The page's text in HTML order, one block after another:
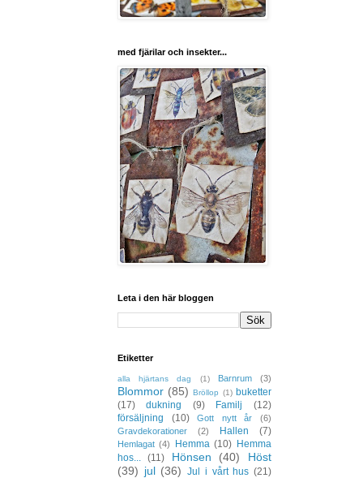
med fjärilar och insekter...
Leta i den här bloggen
Etiketter
alla hjärtans dag (1) Barnrum (3)
Blommor (85) Bröllop (1) buketter
(17)
dukning (9) Familj
(12)
försäljning
(10) Gott nytt år
(6)
Gravdekorationer
(2) Hallen (7)
Hemlagat (4) Hemma (10) Hemma
hos...
(11) Hönsen (40)
Höst
(39) jul (36) Jul i vårt hus (21)